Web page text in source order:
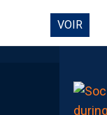
DIRECT
VOIR